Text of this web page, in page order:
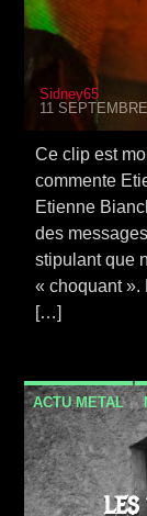
Sidney65
11
Ce clip est
commente
Etienne
des
stipulant que
« choquant ».
[…]
ACTU METAL
SORTIE ALBUM